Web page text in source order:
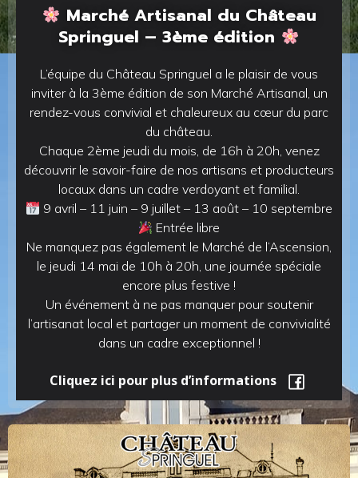
Marché Artisanal du Château
Springuel – 3ème édition
L’équipe du Château Springuel a le plaisir de vous
inviter à la 3ème édition de son Marché Artisanal, un
rendez-vous convivial et chaleureux au cœur du parc
du château.
Chaque 2ème jeudi du mois, de 16h à 20h, venez
découvrir le savoir-faire de nos artisans et producteurs
locaux dans un cadre verdoyant et familial.
9 avril – 11 juin – 9 juillet – 13 août – 10 septembre
Entrée libre
Ne manquez pas également le Marché de l’Ascension,
le jeudi 14 mai de 10h à 20h, une journée spéciale
encore plus festive !
Un événement à ne pas manquer pour soutenir
l’artisanat local et partager un moment de convivialité
dans un cadre exceptionnel !
Cliquez ici pour plus d’informations